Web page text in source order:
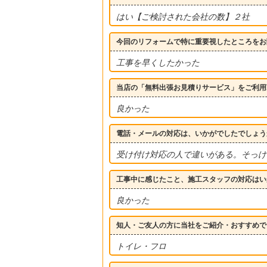
はい【ご検討された会社の数】２社
今回のリフォームで特に重要視したところを
工事を早くしたかった
当店の「無料出張お見積りサービス」をご利
良かった
電話・メールの対応は、いかがでしたでしょ
受け付け対応の人で違いがある。そっ
工事中に感じたこと、施工スタッフの対応は
良かった
知人・ご友人の方に当社をご紹介・おすすめ
トイレ・フロ